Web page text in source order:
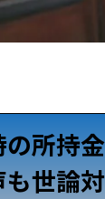
の所持
世論